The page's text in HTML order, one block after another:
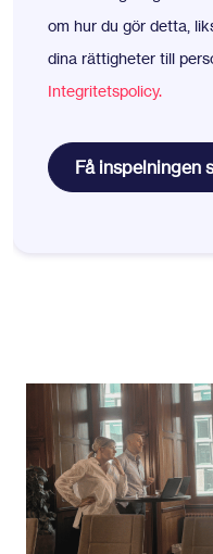
om hur du gör detta,
dina rättigheter till
Integritetspolicy.